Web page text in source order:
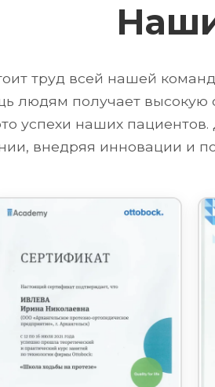
труд всей нашей
людям получает высокую
успехи наших
внедряя инновации и